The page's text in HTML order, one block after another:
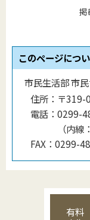
掲
このページにつ
市民生活部 市
住所： 〒319-
電話： 0299-
（内線 ：
FAX： 0299-
有料